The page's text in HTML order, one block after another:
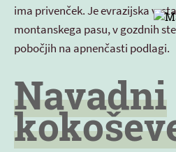
ima privenček. Je evrazijska
montanskega pasu, v gozdnih
pobočjih na apnenčasti podlagi.
Navadni